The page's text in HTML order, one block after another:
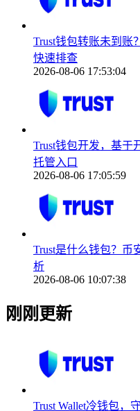
Trust钱包转账未到账
快速排查
2026-08-06 17:53:04
Trust钱包开发，基于
托管入口
2026-08-06 17:05:59
Trust是什么钱包？币
析
2026-08-06 10:07:38
刚刚更新
Trust Wallet冷钱包，